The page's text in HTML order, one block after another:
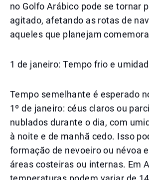
no Golfo Arábico pode se tornar
agitado, afetando as rotas de
aqueles que planejam
1 de janeiro: Tempo frio e
Tempo semelhante é esperado
1º de janeiro: céus claros ou
nublados durante o dia, com
à noite e de manhã cedo. Isso
formação de nevoeiro ou névoa
áreas costeiras ou internas. Em